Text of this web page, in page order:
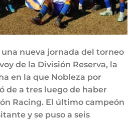
una nueva jornada del torneo
de la División Reserva, la
en la que Nobleza por
de a tres luego de haber
Racing. El último campeón
y se puso a seis